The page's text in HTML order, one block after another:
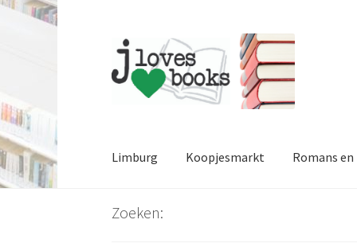
Ga
door
naar
navigatie
Ga
naar
de
inhoud
Limburg Koopjesmarkt Romans
Zoeken: